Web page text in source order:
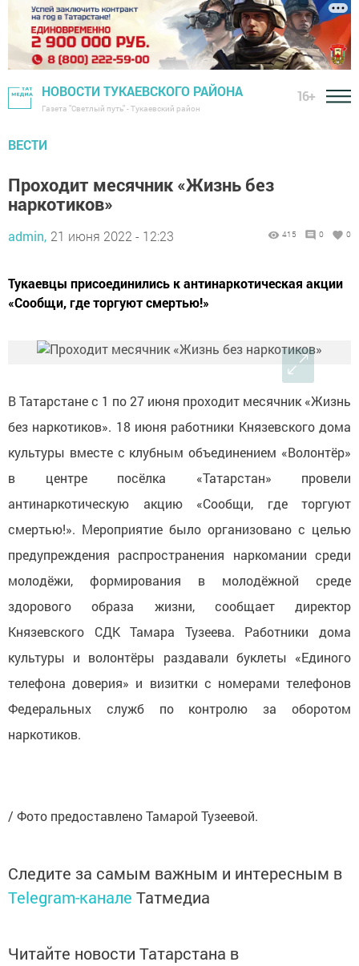
НОВОСТИ ТУКАЕВСКОГО РАЙОНА
Газета "Светлый путь" - Тукаевский район
16+
ВЕСТИ
Проходит месячник «Жизнь без
наркотиков»
admin, 21 июня 2022 - 12:23 415 0 0
Тукаевцы присоединились к антинаркотическая акции
«Сообщи, где торгуют смертью!»
В Татарстане с 1 по 27 июня проходит месячник «Жизнь
без наркотиков». 18 июня работники Князевского дома
культуры вместе с клубным объединением «Волонтёр»
в центре посёлка «Татарстан» провели
антинаркотическую акцию «Сообщи, где торгуют
смертью!». Мероприятие было организовано с целью
предупреждения распространения наркомании среди
молодёжи, формирования в молодёжной среде
здорового образа жизни, сообщает директор
Князевского СДК Тамара Тузеева. Работники дома
культуры и волонтёры раздавали буклеты «Единого
телефона доверия» и визитки с номерами телефонов
Федеральных служб по контролю за оборотом
наркотиков.
/ Фото предоставлено Тамарой Тузеевой.
Следите за самым важным и интересным в
Telegram-канале Татмедиа
Читайте новости Татарстана в